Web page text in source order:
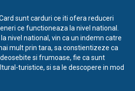
sunt carduri ce iti ofera reduceri
ce functioneaza la nivel national.
nivel national, vin ca un indemn catre
mult prin tara, sa constientizeze ca
si frumoase, fie ca sunt
turistice, si sa le descopere in mod